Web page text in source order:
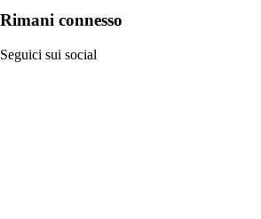
Rimani connesso
Seguici sui social